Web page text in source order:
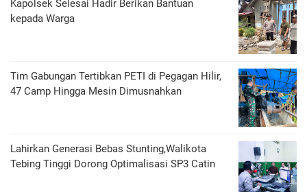
Kapolsek Selesai Hadir Berikan Bantuan
kepada Warga
Tim Gabungan Tertibkan PETI di Pegagan Hilir,
47 Camp Hingga Mesin Dimusnahkan
Lahirkan Generasi Bebas Stunting,Walikota
Tebing Tinggi Dorong Optimalisasi SP3 Catin